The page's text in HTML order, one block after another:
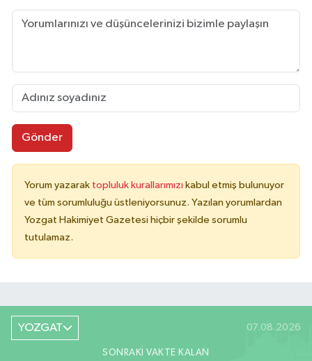
Gönder
Yorum yazarak topluluk kurallarımızı kabul etmiş bulunuyor
ve tüm sorumluluğu üstleniyorsunuz. Yazılan yorumlardan
Yozgat Hakimiyet Gazetesi hiçbir şekilde sorumlu
tutulamaz.
YOZGAT 07.08.2026
SONRAKI VAKTE KALAN